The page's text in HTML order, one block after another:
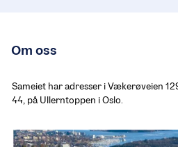
Om oss
Sameiet har adresser i Vækerøveien
44, på Ullerntoppen i Oslo.